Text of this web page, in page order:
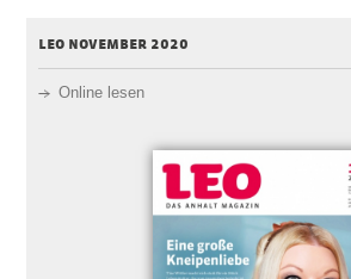
leo november 2020
Online lesen